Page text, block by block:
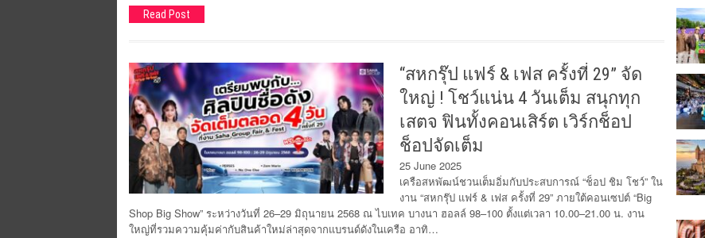
Read Post
“สหกรุ๊ป แฟร์ & เฟส ครั้งที่ 29” จัด
ใหญ่ ! โชว์แน่น 4 วันเต็ม สนุกทุก
เสตจ ฟินทั้งคอนเสิร์ต เวิร์กช็อป
ช็อปจัดเต็ม
25 June 2025
เครือสหพัฒน์ชวนเต็มอิ่มกับประสบการณ์ “ช็อป ชิม โชว์” ใน
งาน “สหกรุ๊ป แฟร์ & เฟส ครั้งที่ 29” ภายใต้คอนเซปต์ “Big
Shop Big Show” ระหว่างวันที่ 26–29 มิถุนายน 2568 ณ ไบเทค บางนา ฮอลล์ 98–100 ตั้งแต่เวลา 10.00–21.00 น. งาน
ใหญ่ที่รวมความคุ้มค่ากับสินค้าใหม่ล่าสุดจากแบรนด์ดังในเครือ อาทิ…